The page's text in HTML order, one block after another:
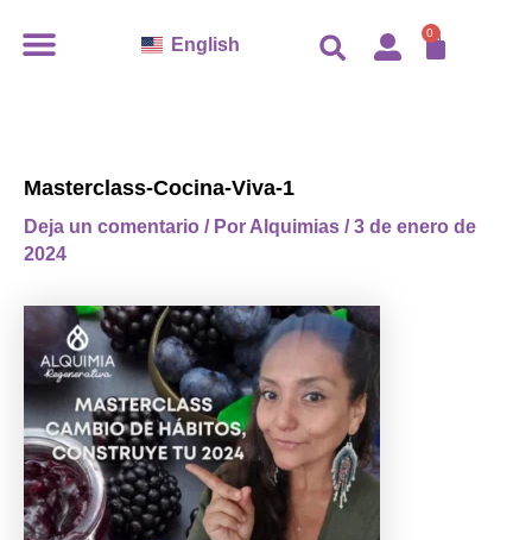
English 0
Masterclass-Cocina-Viva-1
Deja un comentario / Por Alquimias /3 de enero de
2024